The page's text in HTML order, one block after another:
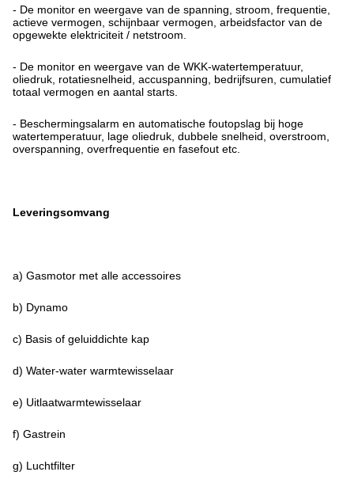
- De monitor en weergave van de spanning, stroom, frequentie,
actieve vermogen, schijnbaar vermogen, arbeidsfactor van de
opgewekte elektriciteit / netstroom.
- De monitor en weergave van de WKK-watertemperatuur,
oliedruk, rotatiesnelheid, accuspanning, bedrijfsuren, cumulatief
totaal vermogen en aantal starts.
- Beschermingsalarm en automatische foutopslag bij hoge
watertemperatuur, lage oliedruk, dubbele snelheid, overstroom,
overspanning, overfrequentie en fasefout etc.
Leveringsomvang
a) Gasmotor met alle accessoires
b) Dynamo
c) Basis of geluiddichte kap
d) Water-water warmtewisselaar
e) Uitlaatwarmtewisselaar
f) Gastrein
g) Luchtfilter